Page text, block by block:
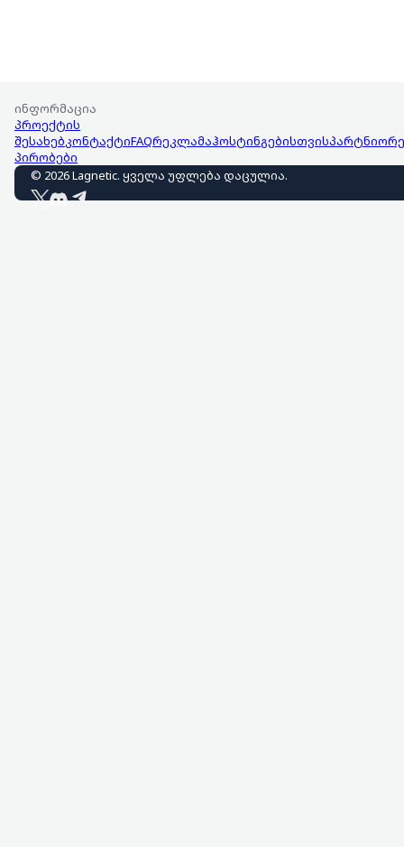
ინფორმაცია
პროექტის
შესახებკონტაქტიFAQრეკლამაჰოსტინგებისთვის
პირობები
© 2026Lagnetic. ყველა უფლება დაცულია.